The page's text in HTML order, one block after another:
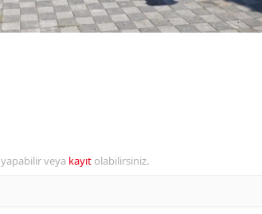
Karaman
Kırıkkale
Ardahan
yapabilir veya kayıt olabilirsiniz.